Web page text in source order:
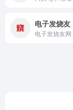
电子发烧友